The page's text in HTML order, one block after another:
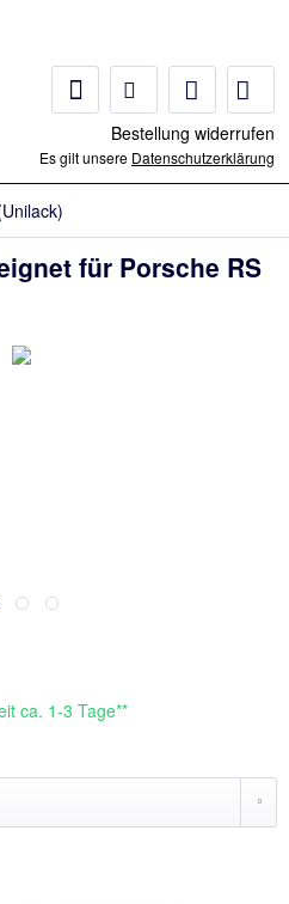
Bestellung widerrufen
Es gilt unsere Datenschutzerklärung
für Porsche RS
ca. 1-3 Tage**